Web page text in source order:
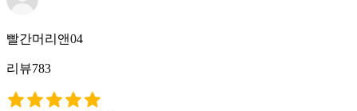
빨간머리앤04
리뷰783